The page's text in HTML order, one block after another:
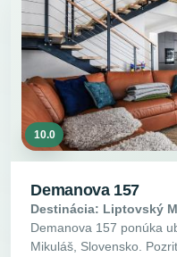
10.0
Demanova 157
Destinácia: Liptovský
Demanova 157 ponúka
Mikuláš, Slovensko.